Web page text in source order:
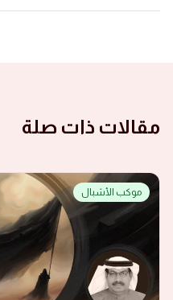
مقالات ذات صلة
موكب الأشبال